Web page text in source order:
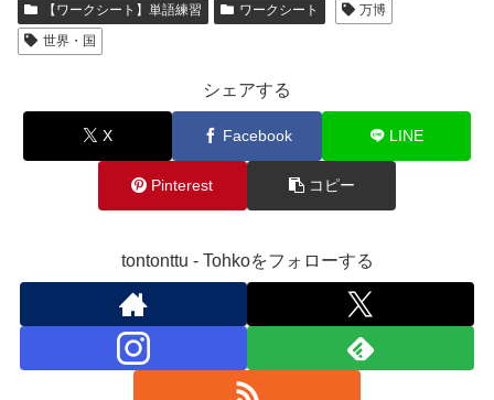
【ワークシート】単語練習 ワークシート
万博
世界・国
シェアする
X Facebook LINE
Pinterest コピー
tontonttu - Tohkoをフォローする